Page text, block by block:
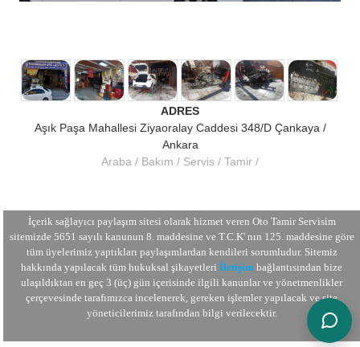
ADRES
Aşık Paşa Mahallesi Ziyaoralay Caddesi 348/D Çankaya /
Ankara
Araba
Bakım Servis Tamir
İçerik sağlayıcı paylaşım sitesi olarak hizmet veren Oto Tamir Servisim
sitemizde 5651 sayılı kanunun 8. maddesine ve T.C.K' nın 125. maddesine göre
tüm üyelerimiz yaptıkları paylaşımlardan kendileri sorumludur. Sitemiz
hakkında yapılacak tüm hukuksal şikayetleri İletişim bağlantısından bize
ulaşıldıktan en geç 3 (üç) gün içerisinde ilgili kanunlar ve yönetmenlikler
çerçevesinde tarafımızca incelenerek, gereken işlemler yapılacak ve site
yöneticilerimiz tarafından bilgi verilecektir.